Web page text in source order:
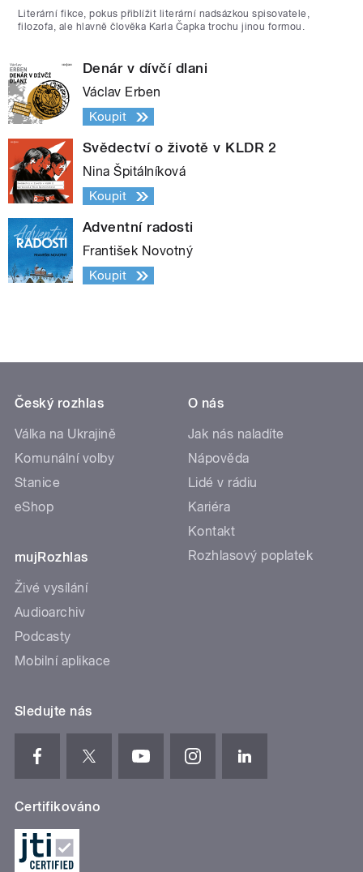
Literární fikce, pokus přiblížit literární nadsázkou spisovatele,
filozofa, ale hlavně člověka Karla Čapka trochu jinou formou.
Denár v dívčí dlani
Václav Erben
Koupit
Svědectví o životě v KLDR 2
Nina Špitálníková
Koupit
Adventní radosti
František Novotný
Koupit
Český rozhlas
Válka na Ukrajině
Komunální volby
Stanice
eShop
mujRozhlas
Živé vysílání
Audioarchiv
Podcasty
Mobilní aplikace
O nás
Jak nás naladíte
Nápověda
Lidé v rádiu
Kariéra
Kontakt
Rozhlasový poplatek
Sledujte nás
Certifikováno